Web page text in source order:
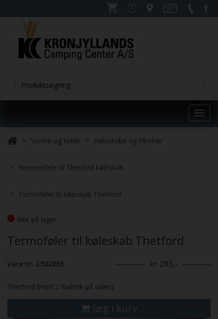
Varme og kulde Køleskabe og tilbehør
Reservedele til Thetford køleskab
Termoføler til køleskab Thetford
Ikke på lager
Termoføler til køleskab Thetford
Vare nr. C502865 kr 293,-
Thetford (med 2 fladstik på siden)
læg i kurv